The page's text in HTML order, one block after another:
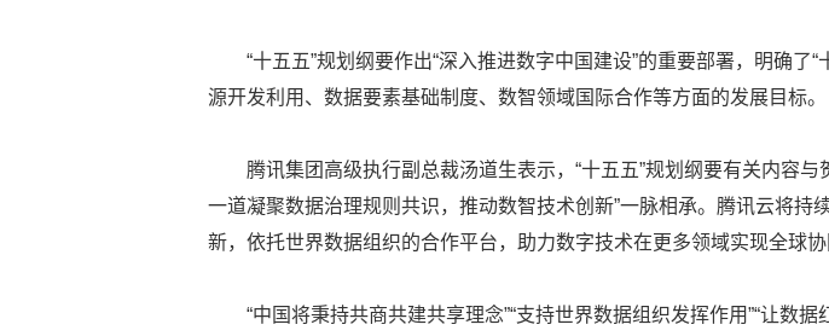
“十五五”规划纲要作出“深入推进数字中国建设”的重要部署，明确了“
源开发利用、数据要素基础制度、数智领域国际合作等方面的发展目标。
腾讯集团高级执行副总裁汤道生表示，“十五五”规划纲要有关内容与
一道凝聚数据治理规则共识，推动数智技术创新”一脉相承。腾讯云将持
新，依托世界数据组织的合作平台，助力数字技术在更多领域实现全球协
“中国将秉持共商共建共享理念”“支持世界数据组织发挥作用”“让数据